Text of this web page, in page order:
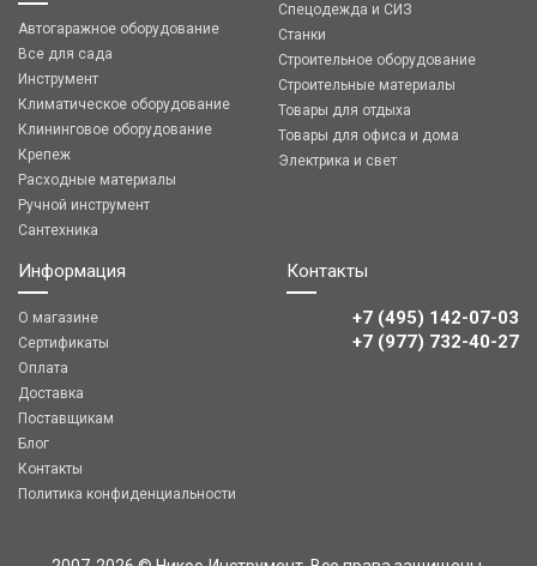
Автогаражное оборудование
Все для сада
Инструмент
Климатическое оборудование
Клининговое оборудование
Крепеж
Расходные материалы
Ручной инструмент
Сантехника
Спецодежда и СИЗ
Станки
Строительное оборудование
Строительные материалы
Товары для отдыха
Товары для офиса и дома
Электрика и свет
Информация
О магазине
Сертификаты
Оплата
Доставка
Поставщикам
Блог
Контакты
Политика конфиденциальности
Контакты
+7 (495) 142-07-03
‎‎+7 (977) 732-40-27